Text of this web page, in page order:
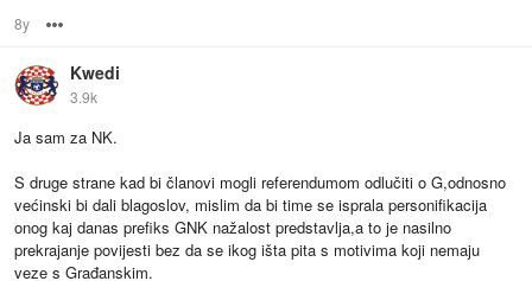
8y
Kwedi
3.9k
Ja sam za NK.
S druge strane kad bi članovi mogli referendumom odlučiti o G,odnosno
većinski bi dali blagoslov, mislim da bi time se isprala personifikacija
onog kaj danas prefiks GNK nažalost predstavlja,a to je nasilno
prekrajanje povijesti bez da se ikog išta pita s motivima koji nemaju
veze s Građanskim.